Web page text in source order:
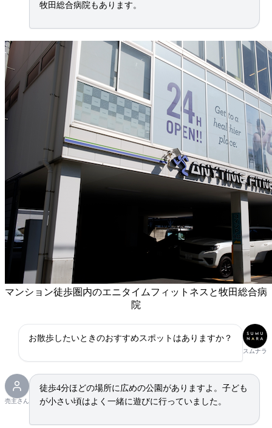
牧田総合病院もあります。
マンション徒歩圏内のエニタイムフィットネスと牧田総合病
院
スムナラ
お散歩したいときのおすすめスポットはありますか？
売主さん
徒歩4分ほどの場所に広めの公園がありますよ。子ども
が小さい頃はよく一緒に遊びに行っていました。